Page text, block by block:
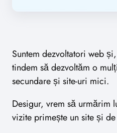
Suntem dezvoltatori web
tindem să dezvoltăm o
secundare și site-uri mici.
Desigur, vrem să urmărim
vizite primește un site și